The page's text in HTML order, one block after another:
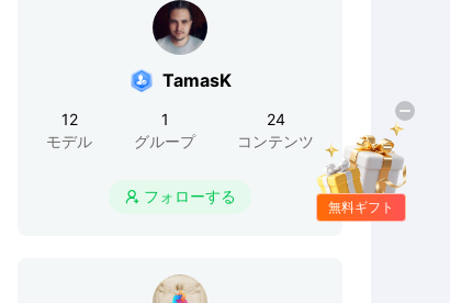
TamasK
12
モデル
1
グループ
24
コンテンツ
 フォローする
無料ギフト